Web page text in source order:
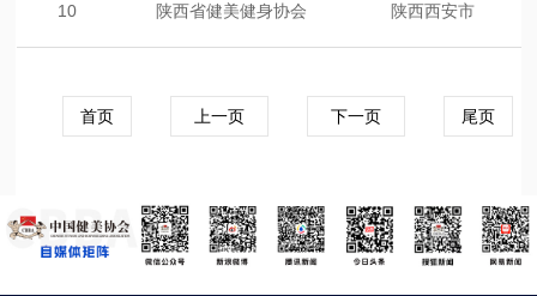
10 陕西省健美健身协会 陕西西安市
首页 上一页 下一页 尾页